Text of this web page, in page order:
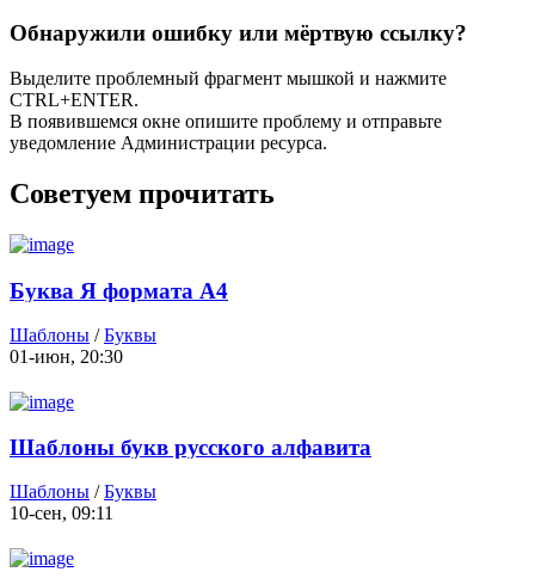
Обнаружили ошибку или мёртвую ссылку?
Выделите проблемный фрагмент мышкой и нажмите
CTRL+ENTER.
В появившемся окне опишите проблему и отправьте
уведомление Администрации ресурса.
Советуем прочитать
Буква Я формата А4
Шаблоны /Буквы
01-июн, 20:30
Шаблоны букв русского алфавита
Шаблоны /Буквы
10-сен, 09:11